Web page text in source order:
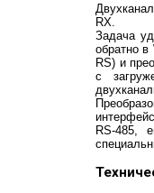
RX.
Задача
обратно в
RS) и
с
RS-485,